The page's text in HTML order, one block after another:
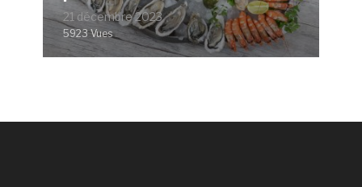
21 décembre 2023
5923 Vues